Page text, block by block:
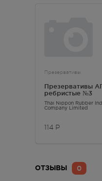
17
Презервативы
Презервативы
ребристые №3
Thai Nippon Rubber
Company Limited
114 Р
0
ОТЗЫВЫ